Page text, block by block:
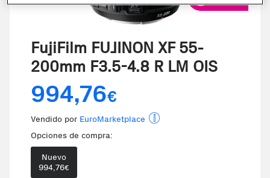
FujiFilm FUJINON XF 55-
200mm F3.5-4.8 R LM OIS
994,76€
Vendido por EuroMarketplace
Opciones de compra:
Nuevo
994,76€